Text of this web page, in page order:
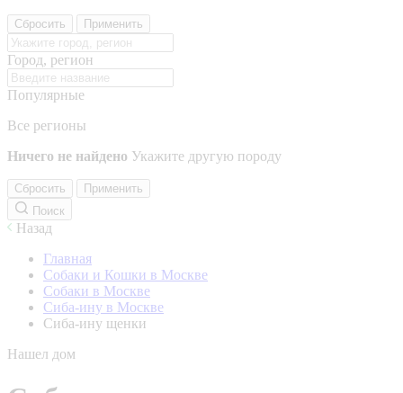
Сбросить Применить
Город, регион
Популярные
Все регионы
Ничего не найдено Укажите другую породу
Сбросить
Применить
Поиск
Назад
Главная
Собаки и Кошки в Москве
Собаки в Москве
Сиба-ину в Москве
Сиба-ину щенки
Нашел дом